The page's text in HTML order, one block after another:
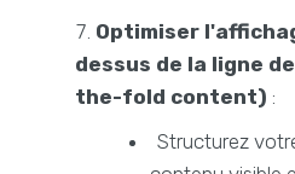
Optimiser
dessus de la ligne
the-fold content) :
Structurez